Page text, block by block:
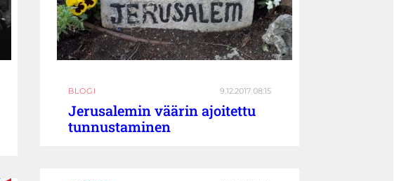
BLOGI 9.12.2017 08:15
Jerusalemin väärin ajoitettu
tunnustaminen